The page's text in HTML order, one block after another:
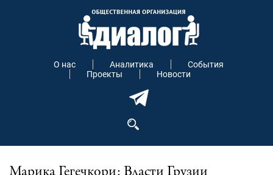
О нас Аналитика
События
Проекты
Новости